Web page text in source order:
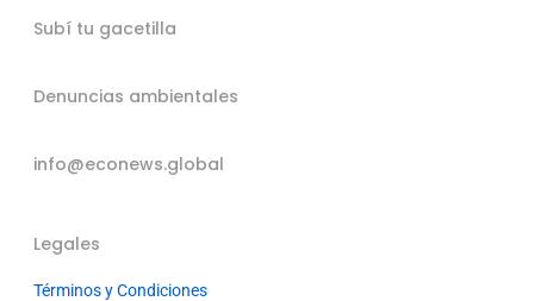
Subí tu gacetilla
Denuncias ambientales
info@econews.global
Legales
Términos y Condiciones